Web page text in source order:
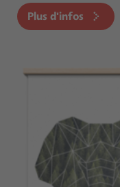
Plus d'infos